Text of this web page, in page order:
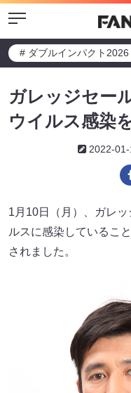
Menu
# ダブルインパクト2026
ガレッジセー
ウイルス感染
2022-
1月10日（月）、ガレ
ルスに感染しているこ
されました。